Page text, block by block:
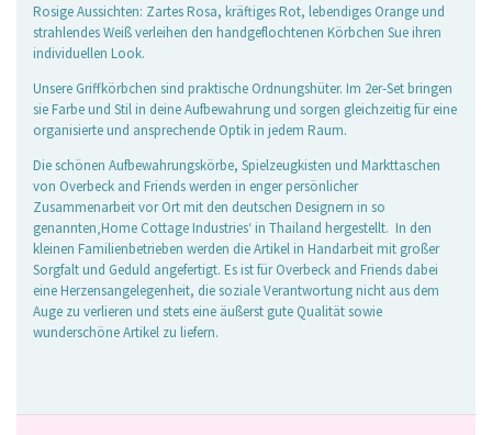
Rosige Aussichten: Zartes Rosa, kräftiges Rot, lebendiges Orange und
strahlendes Weiß verleihen den handgeflochtenen Körbchen Sue ihren
individuellen Look.
Unsere Griffkörbchen sind praktische Ordnungshüter. Im 2er-Set bringen
sie Farbe und Stil in deine Aufbewahrung und sorgen gleichzeitig für eine
organisierte und ansprechende Optik in jedem Raum.
Die schönen Aufbewahrungskörbe, Spielzeugkisten und Markttaschen
von Overbeck and Friends werden in enger persönlicher
Zusammenarbeit vor Ort mit den deutschen Designern in so
genannten‚Home Cottage Industries‘ in Thailand hergestellt. In den
kleinen Familienbetrieben werden die Artikel in Handarbeit mit großer
Sorgfalt und Geduld angefertigt. Es ist für Overbeck and Friends dabei
eine Herzensangelegenheit, die soziale Verantwortung nicht aus dem
Auge zu verlieren und stets eine äußerst gute Qualität sowie
wunderschöne Artikel zu liefern.